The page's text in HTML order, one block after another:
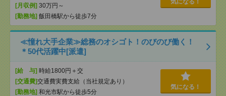
[月収例] 30万円～
[勤務地] 飯田橋駅から徒歩7分
気になる！
≪憧れ大手企業≫総務のオシゴト！のびのび働く！
＊50代活躍中[派遣]
[給 与] 時給1800円＋交
[交通費]交通費実費支給（当社規定あり）
[勤務地] 和光市駅から徒歩5分
気になる！